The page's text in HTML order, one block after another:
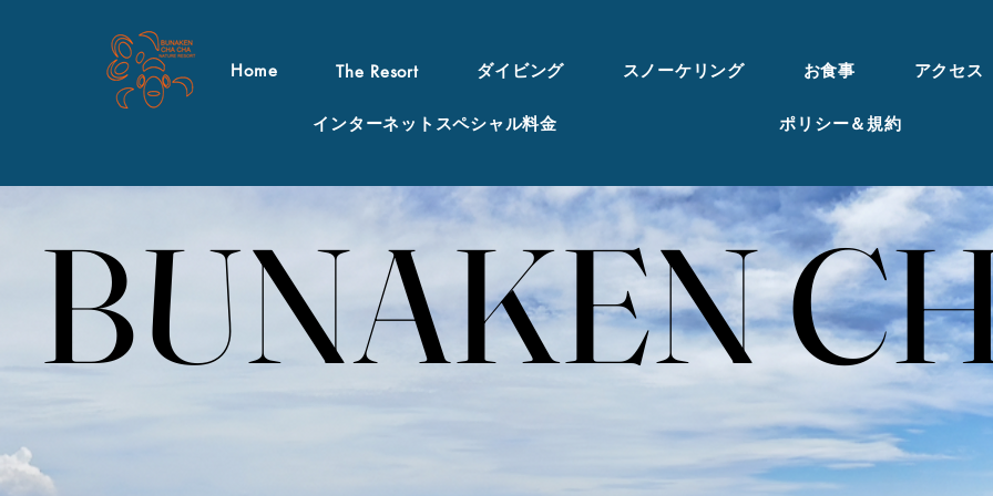
Home The Resort ダイビング スノーケリング お食事 アクセス
インターネットスペシャル料金 ポリシー＆規約
BUNAKEN
BUNAKEN